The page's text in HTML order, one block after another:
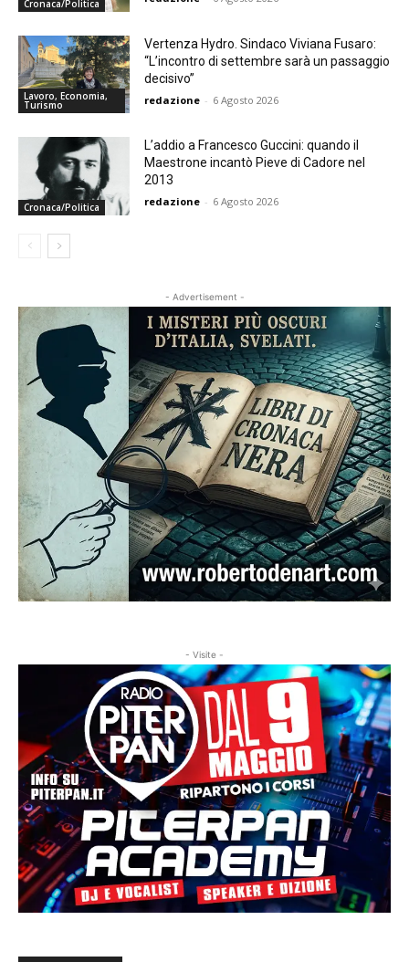
Cronaca/Politica
Lavoro, Economia,
Turismo
Vertenza Hydro. Sindaco Viviana Fusaro:
“L’incontro di settembre sarà un passaggio
decisivo”
redazione - 6 Agosto 2026
Cronaca/Politica
L’addio a Francesco Guccini: quando il
Maestrone incantò Pieve di Cadore nel
2013
redazione - 6 Agosto 2026
- Advertisement -
- Visite -